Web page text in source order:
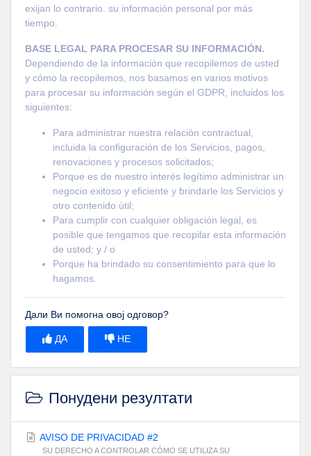
exijan lo contrario. su información personal por más
tiempo.
BASE LEGAL PARA PROCESAR SU INFORMACIÓN.
Dependiendo de la información que recopilemos de usted
y cómo la recopilemos, nos basamos en varios motivos
para procesar su información según el GDPR, incluidos los
siguientes:
Para administrar nuestra relación contractual,
incluida la configuración de los Servicios, pagos,
renovaciones y procesos solicitados;
Porque es de nuestro interés legítimo administrar un
negocio exitoso y eficiente y brindarle los Servicios y
otro contenido útil;
Para cumplir con cualquier obligación legal, es
posible que tengamos que recopilar esta información
de usted; y / o
Porque ha brindado su consentimiento para que lo
hagamos.
Дали Ви помогна овој одговор?
ДА НЕ
Понудени резултати
AVISO DE PRIVACIDAD #2
SU DERECHO A CONTROLAR CÓMO SE UTILIZA SU